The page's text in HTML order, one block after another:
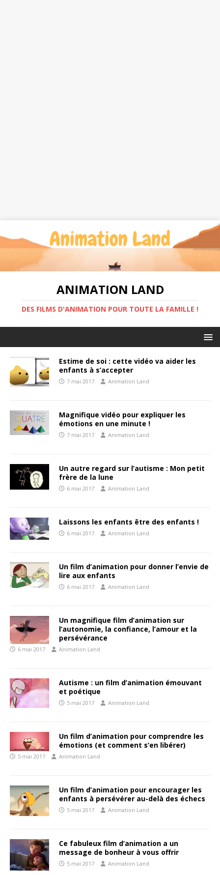
ANIMATION LAND
DES FILMS D'ANIMATION POUR TOUTE LA FAMILLE !
Estime de soi : cette vidéo va aider les
enfants à s’accepter
7 mai 2017 Animation Land
Magnifique vidéo pour expliquer les
émotions en une minute !
7 mai 2017 Animation Land
Un autre regard sur l’autisme : Mon petit
frère de la lune
6 mai 2017 Animation Land
Laissons les enfants être des enfants !
6 mai 2017 Animation Land
Un film d’animation pour donner l’envie de
lire aux enfants
6 mai 2017 Animation Land
Un magnifique film d’animation sur
l’autonomie, la confiance, l’amour et la
persévérance
6 mai 2017 Animation Land
Autisme : un film d’animation émouvant
et poétique
5 mai 2017 Animation Land
Un film d’animation pour comprendre les
émotions (et comment s’en libérer)
5 mai 2017 Animation Land
Un film d’animation pour encourager les
enfants à persévérer au-delà des échecs
5 mai 2017 Animation Land
Ce fabuleux film d’animation a un
message de bonheur à vous offrir
5 mai 2017 Animation Land